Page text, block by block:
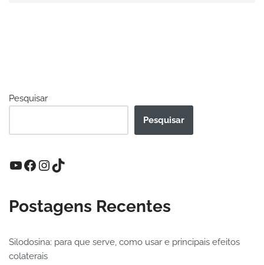
Pesquisar
Pesquisar
Postagens Recentes
Silodosina: para que serve, como usar e principais efeitos
colaterais